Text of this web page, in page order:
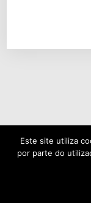
© 2022
Este site utiliza
por parte do